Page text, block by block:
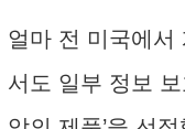
얼마 전 미국에서
서도 일부 정보